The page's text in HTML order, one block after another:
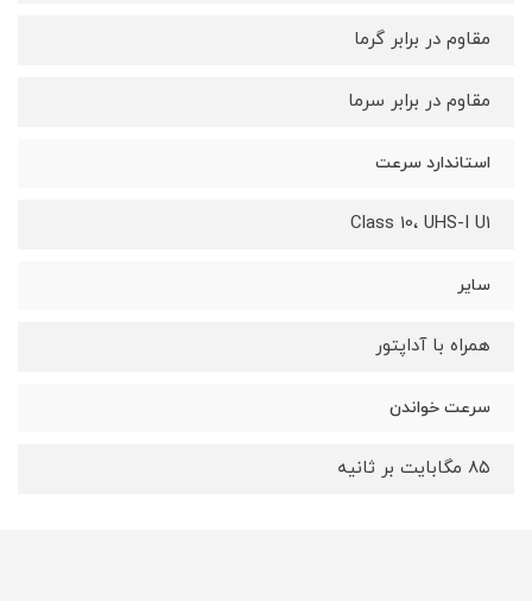
مقاوم در برابر گرما
مقاوم در برابر سرما
استاندارد سرعت
Class 10، UHS-I U1
سایر
همراه با آداپتور
سرعت خواندن
۸۵ مگابایت بر ثانیه